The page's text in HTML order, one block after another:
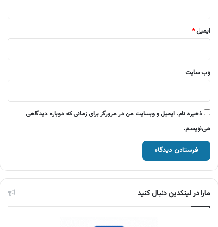
ایمیل*
وب‌ سایت
ذخیره نام، ایمیل و وبسایت من در مرورگر برای زمانی که دوباره دیدگاهی
می‌نویسم.
مارا در لینکدین دنبال کنید